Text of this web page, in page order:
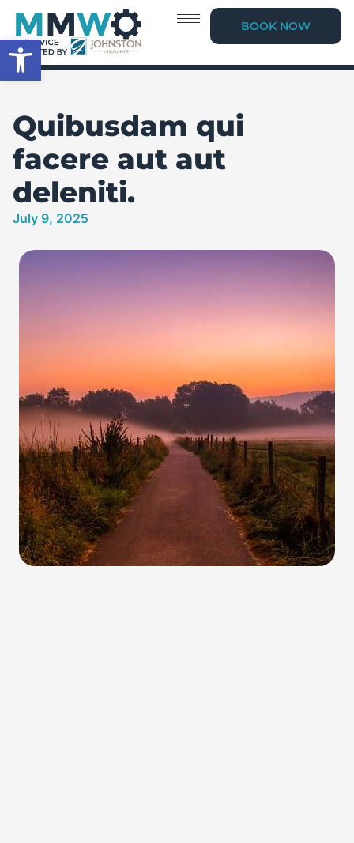
Open toolbar
BOOK NOW
Quibusdam qui
facere aut aut
deleniti.
July 9, 2025